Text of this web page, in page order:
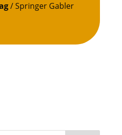
/ Springer Gabler